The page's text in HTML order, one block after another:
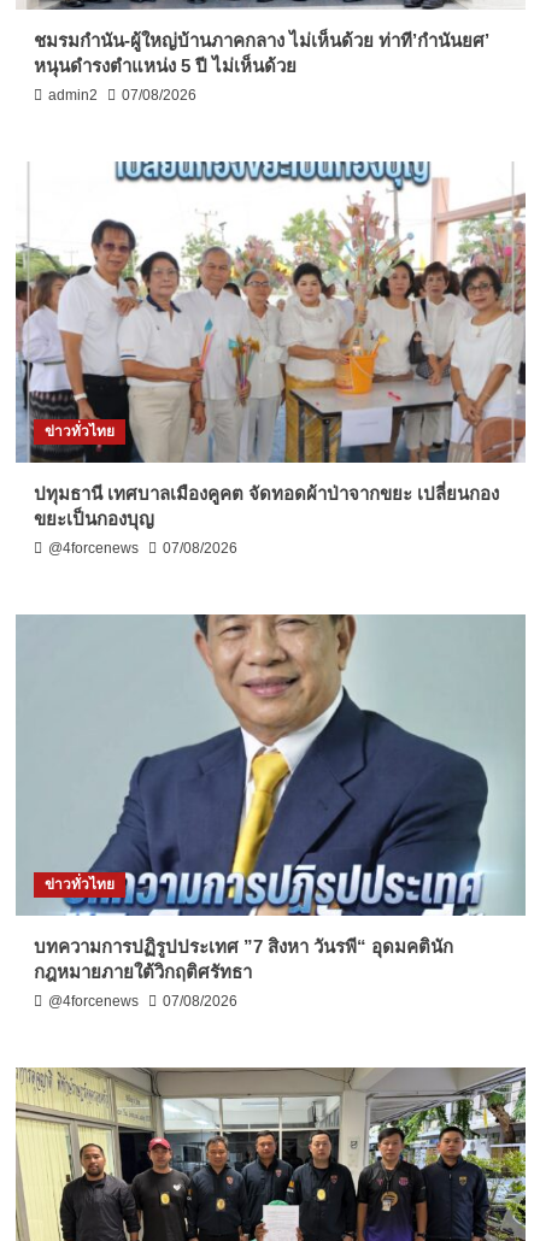
ชมรมกำนัน-ผู้ใหญ่บ้านภาคกลาง ไม่เห็นด้วย ท่าที’กำนันยศ’
หนุนดำรงตำแหน่ง 5 ปี ไม่เห็นด้วย
admin2 07/08/2026
ข่าวทั่วไทย
ปทุมธานี เทศบาลเมืองคูคต จัดทอดผ้าป่าจากขยะ เปลี่ยนกอง
ขยะเป็นกองบุญ
@4forcenews 07/08/2026
ข่าวทั่วไทย
บทความการปฏิรูปประเทศ ”7 สิงหา วันรพี“ อุดมคตินัก
กฎหมายภายใต้วิกฤติศรัทธา
@4forcenews 07/08/2026